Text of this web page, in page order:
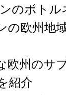
のボトル
の欧州地
欧州のサ
紹介